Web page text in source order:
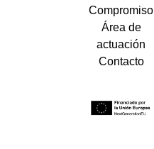
Compromiso
Área de
actuación
Contacto